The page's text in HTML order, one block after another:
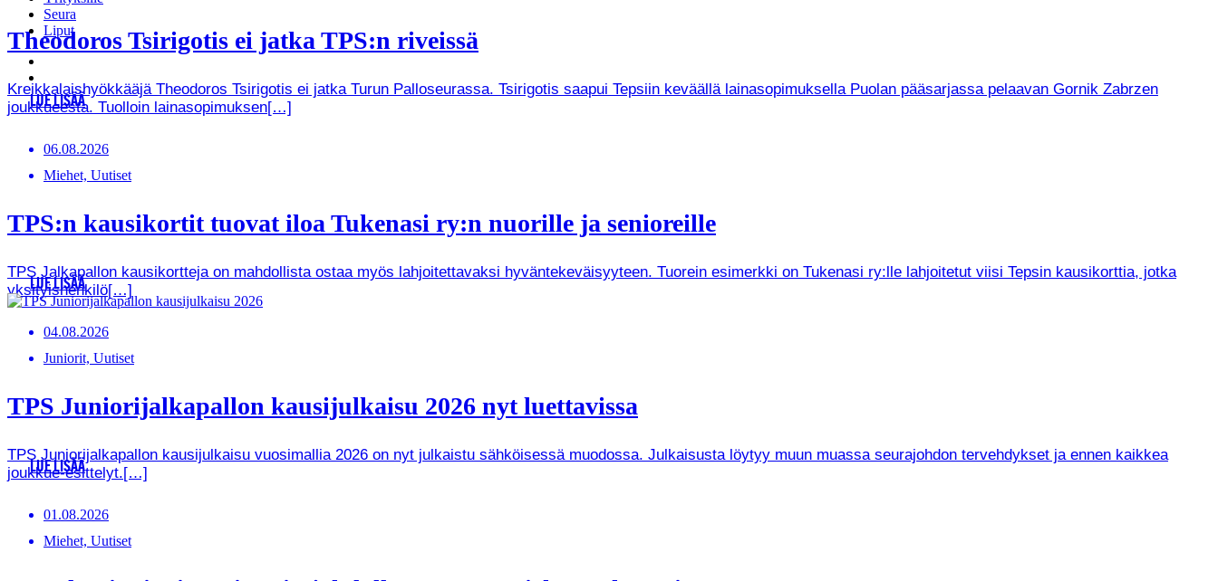
Seura
Liput
Theodoros Tsirigotis ei jatka TPS:n riveissä
Kreikkalaishyökkääjä Theodoros Tsirigotis ei jatka Turun Palloseurassa. Tsirigotis saapui Tepsiin keväällä lainasopimuksella Puolan pääsarjassa pelaavan Gornik Zabrzen
joukkueesta. Tuolloin lainasopimuksen[…]
LUE LISÄÄ
06.08.2026
Miehet, Uutiset
TPS:n kausikortit tuovat iloa Tukenasi ry:n nuorille ja senioreille
TPS Jalkapallon kausikortteja on mahdollista ostaa myös lahjoitettavaksi hyväntekeväisyyteen. Tuorein esimerkki on Tukenasi ry:lle lahjoitetut viisi Tepsin kausikorttia, jotka
yksityishenkilö[…]
LUE LISÄÄ
04.08.2026
Juniorit, Uutiset
TPS Juniorijalkapallon kausijulkaisu 2026 nyt luettavissa
TPS Juniorijalkapallon kausijulkaisu vuosimallia 2026 on nyt julkaistu sähköisessä muodossa. Julkaisusta löytyy muun muassa seurajohdon tervehdykset ja ennen kaikkea
joukkue-esittelyt.[…]
LUE LISÄÄ
01.08.2026
Miehet, Uutiset